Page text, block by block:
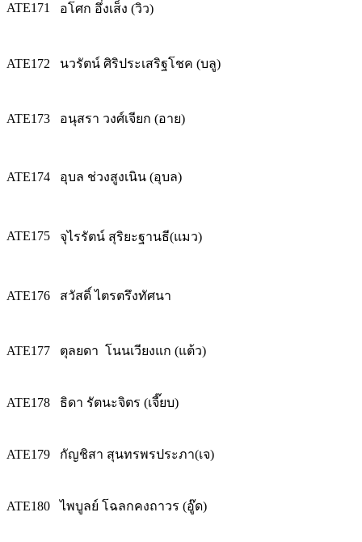
ATE171 อโศก อึ่งเส็ง (วิว)
ATE172 นวรัตน์ ศิริประเสริฐโชค (บลู)
ATE173 อนุสรา วงศ์เจียก (อาย)
ATE174 อุบล ช่วงสูงเนิน (อุบล)
ATE175 จุไรรัตน์ สุริยะฐานธี(แมว)
ATE176 สวัสดิ์ ไตรตรึงทัศนา
ATE177 ตุลยดา โนนเวียงแก (แต้ว)
ATE178 ธิดา รัตนะจิตร (เจี๊ยบ)
ATE179 กัญชิสา สุนทรพรประภา(เจ)
ATE180 ไพบูลย์ โฉลกคงถาวร (อู๊ด)